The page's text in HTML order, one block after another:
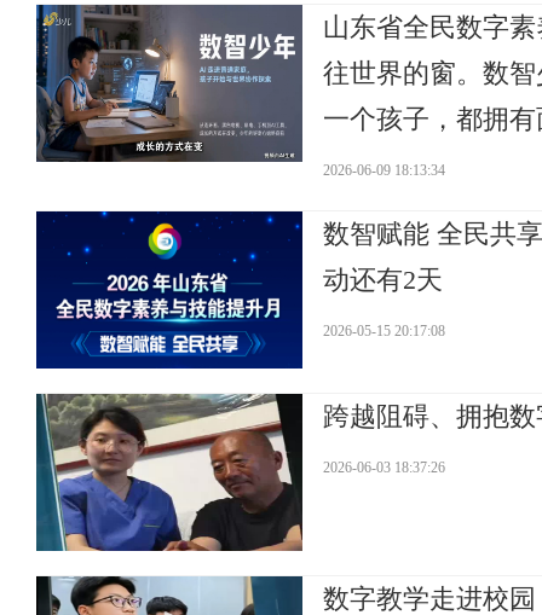
山东省全民数字
往世界的窗。数
一个孩子，都拥
2026-06-09 18:13:34
数智赋能 全民共
动还有2天
2026-05-15 20:17:08
跨越阻碍、拥抱
2026-06-03 18:37:26
数字教学走进校